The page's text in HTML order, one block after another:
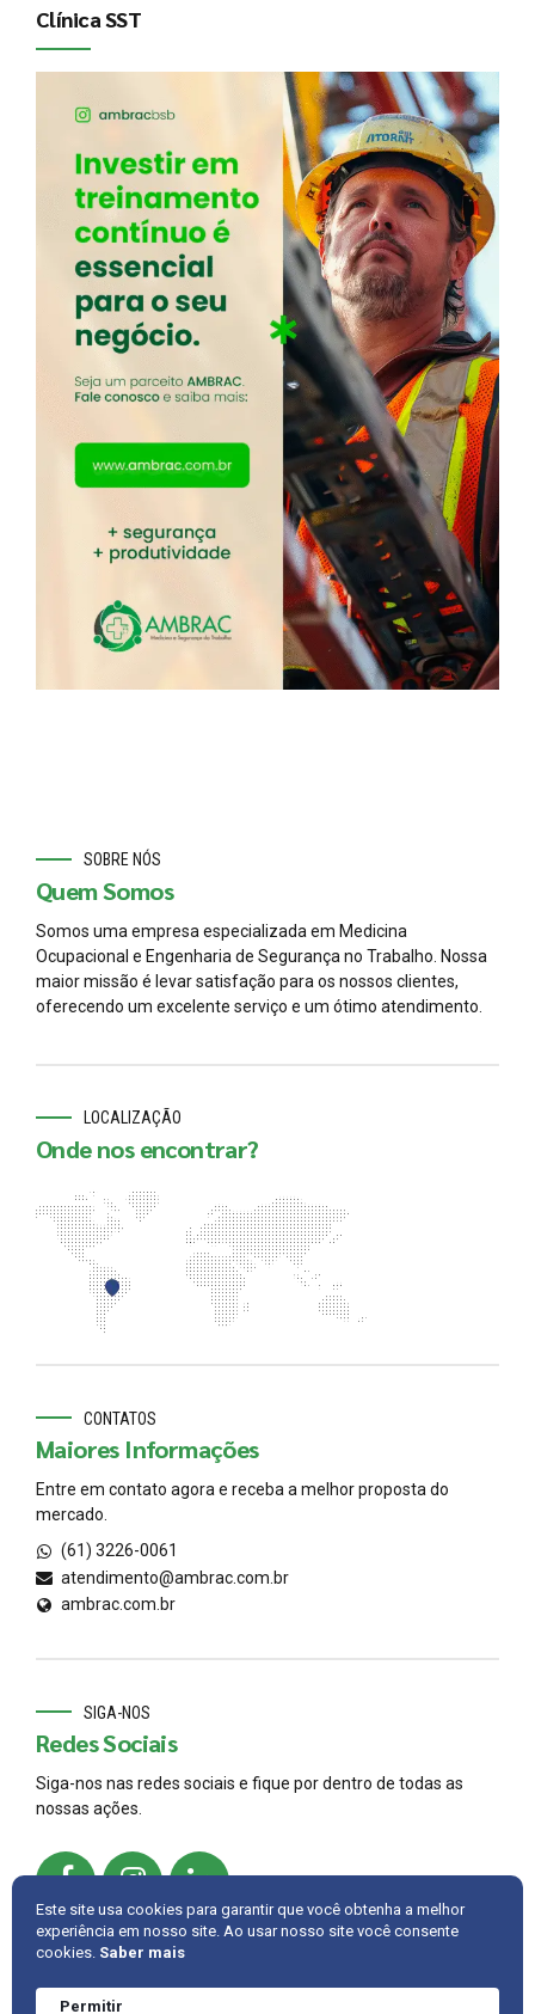
Clínica SST
SOBRE NÓS
Quem Somos
Somos uma empresa especializada em Medicina
Ocupacional e Engenharia de Segurança no Trabalho. Nossa
maior missão é levar satisfação para os nossos clientes,
oferecendo um excelente serviço e um ótimo atendimento.
LOCALIZAÇÃO
Onde nos encontrar?
CONTATOS
Maiores Informações
Entre em contato agora e receba a melhor proposta do
mercado.
(61) 3226-0061
atendimento@ambrac.com.br
ambrac.com.br
SIGA-NOS
Redes Sociais
Siga-nos nas redes sociais e fique por dentro de todas as
nossas ações.
Este site usa cookies para garantir que você obtenha a melhor
experiência em nosso site. Ao usar nosso site você consente
cookies. Saber mais
Permitir